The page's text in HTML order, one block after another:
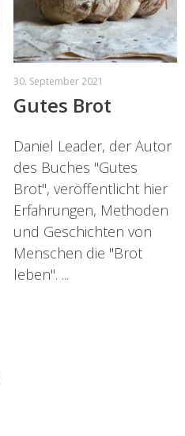
30. September 2021
Gutes Brot
Daniel Leader, der Autor
des Buches "Gutes
Brot", veröffentlicht hier
Erfahrungen, Methoden
und Geschichten von
Menschen die "Brot
leben". ...